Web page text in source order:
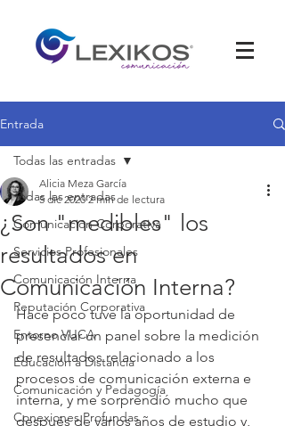
Entrada
Todas las entradas
Comunicación Corporativa
Servicios Profesionales
Comunicación Interna
Reputación Corporativa
Entorno VUCA
Educación a Distancia
Comunicación y Pedagogía
Conexiones Profundas
Todas las entradas
¿Son "medibles" los
resultados en
Comunicación Interna?
Alicia Meza García
5 dic 2020 2 min de lectura
Hace poco tuve la oportunidad de
presenciar un panel sobre la medición
de resultados relacionado a los
procesos de comunicación externa e
interna, y me sorprendió mucho que
después de varios años de estudio y,